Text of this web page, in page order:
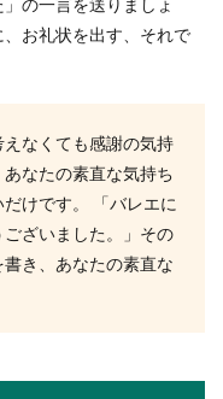
悩む方が多いようです。気
ニュー。組み方の基
合わせる
ーを、理想で組んではなり
の一言を送りましょ
お礼状を出す、それで
なくても感謝の気持
なたの素直な気持ち
けです。 「バレエに
ざいました。」その
き、あなたの素直な